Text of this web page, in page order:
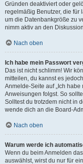
Gründen deaktiviert oder
regelmäßig Benutzer, die für
um die Datenbankgröße zu
nimm aktiv an den
Nach oben
Ich habe mein Passwort
Das ist nicht schlimm! Wir
mitteilen, du kannst es
Anmelde-Seite auf „Ich
Anweisungen folgst. So
Solltest du trotzdem nicht in
wende dich an die Board-
Nach oben
Warum werde ich
Wenn du beim Anmelden
auswählst, wirst du nur für